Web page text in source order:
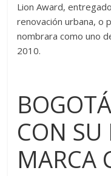
Lion Award,
renovación urbana, o
nombrara como uno
2010.
CON SU
MARCA